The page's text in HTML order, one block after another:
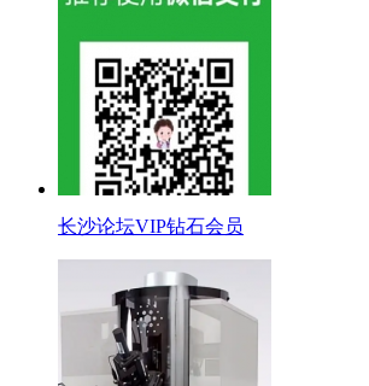
长沙论坛VIP钻石会员